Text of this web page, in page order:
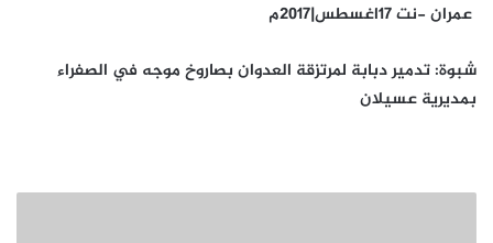
عمران -نت 17اغسطس|2017م
شبوة: تدمير دبابة لمرتزقة العدوان بصاروخ موجه في الصفراء
بمديرية عسيلان